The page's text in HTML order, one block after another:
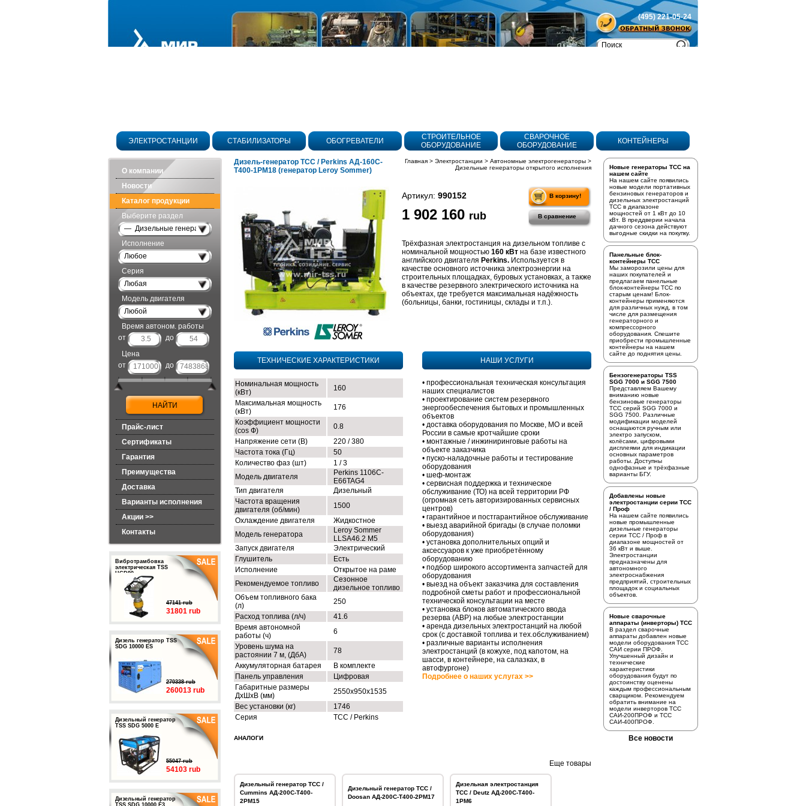
(495) 221-05-24
ЭЛЕКТРОСТАНЦИИ СТАБИЛИЗАТОРЫ ОБОГРЕВАТЕЛИ
СТРОИТЕЛЬНОЕ
ОБОРУДОВАНИЕ
СВАРОЧНОЕ
ОБОРУДОВАНИЕ
КОНТЕЙНЕРЫ
О компании
Новости
Каталог продукции
Выберите раздел
— Дизельные генераторы открытого исполнения
Исполнение
Любое
Серия
Любая
Модель двигателя
Любой
Время автоном. работы
от
до
Цена
от
до
Прайс-лист
Сертификаты
Гарантия
Преимущества
Доставка
Варианты исполнения
Акции >>
Контакты
Вибротрамбовка
электрическая TSS
HCD90
47141 rub
31801 rub
Дизель генератор TSS
SDG 10000 ES
270338 rub
260013 rub
Дизельный генератор
TSS SDG 5000 E
55047 rub
54103 rub
Дизельный генератор
TSS SDG 10000 E3
Дизель-генератор ТСС / Perkins АД-160С-
Т400-1РМ18 (генератор Leroy Sommer)
Главная > Электростанции > Автономные электрогенераторы >
Дизельные генераторы открытого исполнения
Артикул: 990152
1 902 160 rub
В корзину!
В сравнение
Трёхфазная электростанция на дизельном топливе с
номинальной мощностью 160 кВт на базе известного
английского двигателя Perkins. Используется в
качестве основного источника электроэнергии на
строительных площадках, буровых установках, а также
в качестве резервного электрического источника на
объектах, где требуется максимальная надёжность
(больницы, банки, гостиницы, склады и т.п.).
ТЕХНИЧЕСКИЕ ХАРАКТЕРИСТИКИ НАШИ УСЛУГИ
Номинальная мощность
(кВт)
160
Максимальная мощность
(кВт)
176
Коэффициент мощности
(cos Ф)
0.8
Напряжение сети (В)
220 / 380
Частота тока (Гц)
50
Количество фаз (шт)
1 / 3
Модель двигателя
Perkins 1106C-
E66TAG4
Тип двигателя
Дизельный
Частота вращения
двигателя (об/мин)
1500
Охлаждение двигателя
Жидкостное
Модель генератора
Leroy Sommer
LLSA46.2 M5
Запуск двигателя
Электрический
Глушитель
Есть
Исполнение
Открытое на раме
Рекомендуемое топливо
Сезонное
дизельное топливо
Объем топливного бака
(л)
250
Расход топлива (л/ч)
41.6
Время автономной
работы (ч)
6
Уровень шума на
растоянии 7 м, (ДбА)
78
Аккумуляторная батарея
В комплекте
Панель управления
Цифровая
Габаритные размеры
ДхШхВ (мм)
2550x950x1535
Вес установки (кг)
1746
Серия
ТСС / Perkins
• профессиональная техническая консультация
наших специалистов
• проектирование систем резервного
энергообеспечения бытовых и промышленных
объектов
• доставка оборудования по Москве, МО и всей
России в самые кротчайшие сроки
• монтажные / инжиниринговые работы на
объекте заказчика
• пуско-наладочные работы и тестирование
оборудования
• шеф-монтаж
• сервисная поддержка и техническое
обслуживание (ТО) на всей территории РФ
(огромная сеть авторизированных сервисных
центров)
• гарантийное и постгарантийное обслуживание
• выезд аварийной бригады (в случае поломки
оборудования)
• установка дополнительных опций и
аксессуаров к уже приобретённому
оборудованию
• подбор широкого ассортимента запчастей для
оборудования
• выезд на объект заказчика для составления
подробной сметы работ и профессиональной
технической консультации на месте
• установка блоков автоматического ввода
резерва (АВР) на любые электростанции
• аренда дизельных электростанций на любой
срок (с доставкой топлива и тех.обслуживанием)
• различные варианты исполнения
электростанций (в кожухе, под капотом, на
шасси, в контейнере, на салазках, в
автофургоне)
Подробнее о наших услугах >>
АНАЛОГИ
Еще товары
Дизельный генератор ТСС /
Cummins АД-200С-Т400-
2РМ15
Дизельный генератор ТСС /
Doosan АД-200С-Т400-2РМ17
Дизельная электростанция
ТСС / Deutz АД-200С-Т400-
1РМ6
Новые генераторы ТСС на
нашем сайте
На нашем сайте появились
новые модели портативных
бензиновых генераторов и
дизельных электростанций
ТСС в диапазоне
мощностей от 1 кВт до 10
кВт. В преддверии начала
дачного сезона действуют
выгодные скидки на покупку.
Панельные блок-
контейнеры ТСС
Мы заморозили цены для
наших покупателей и
предлагаем панельные
блок-контейнеры ТСС по
старым ценам! Блок-
контейнеры применяются
для различных нужд, в том
числе для размещения
генераторного и
компрессорного
оборудования. Спешите
приобрести промышленные
контейнеры на нашем
сайте до поднятия цены.
Бензогенераторы TSS
SGG 7000 и SGG 7500
Представляем Вашему
вниманию новые
бензиновые генераторы
ТСС серий SGG 7000 и
SGG 7500. Различные
модификации моделей
оснащаются ручным или
электро запуском,
колёсами, цифровыми
дисплеями для индикации
основных параметров
работы. Доступны
однофазные и трёхфазные
варианты БГУ.
Добавлены новые
электростанции серии ТСС
/ Проф
На нашем сайте появились
новые промышленные
дизельные генераторы
серии ТСС / Проф в
диапазоне мощностей от
36 кВт и выше.
Электростанции
предназначены для
автономного
электроснабжения
предприятий, строительных
площадок и социальных
объектов.
Новые сварочные
аппараты (инверторы) ТСС
В раздел сварочные
аппараты добавлен новые
модели оборудования ТСС
САИ серии ПРОФ.
Улучшенный дизайн и
технические
характеристики
оборудования будут по
достоинству оценены
каждым профессиональным
сварщиком. Рекомендуем
обратить внимание на
модели инверторов ТСС
САИ-200ПРОФ и ТСС
САИ-400ПРОФ.
Все новости